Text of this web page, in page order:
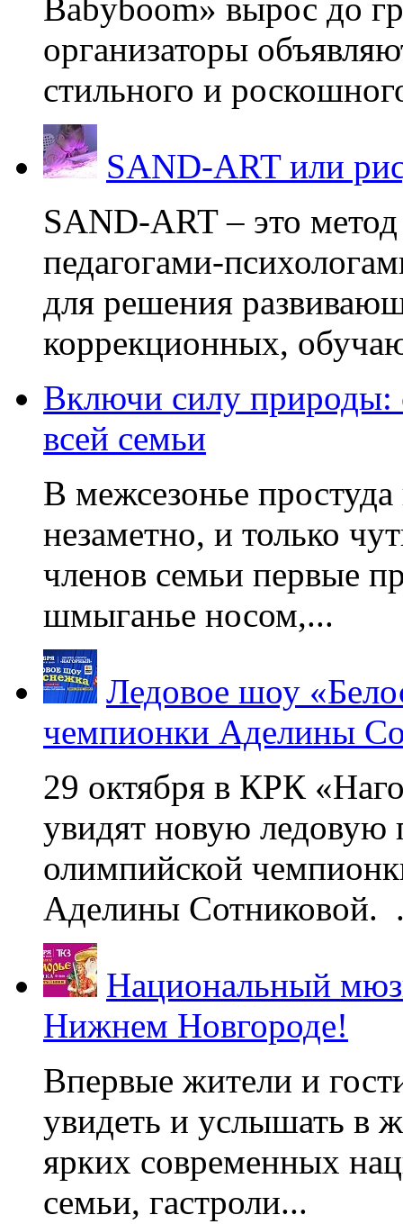
Babyboom» вырос до
организаторы
стильного и
SAND-ART или
SAND-ART – это
педагогами-
для решения
коррекционных,
Включи силу
всей семьи
В межсезонье
незаметно, и только
членов семьи первые
шмыганье носом,...
Ледовое шоу
чемпионки Аделины
29 октября в КРК
увидят новую ледовую
олимпийской
Аделины Сотниковой.
Национальный
Нижнем Новгороде!
Впервые жители и
увидеть и услышать в
ярких современных
семьи, гастроли...